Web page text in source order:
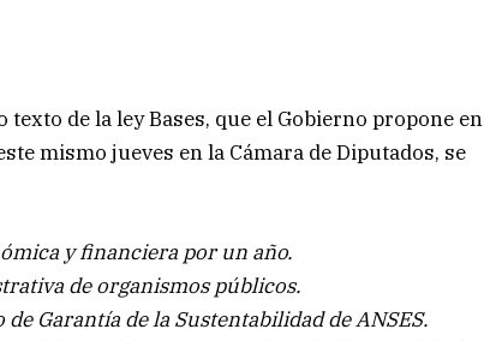
de la ley Bases, que el Gobierno propone en
mismo jueves en la Cámara de Diputados, se
y financiera por un año.
de organismos públicos.
Garantía de la Sustentabilidad de ANSES.